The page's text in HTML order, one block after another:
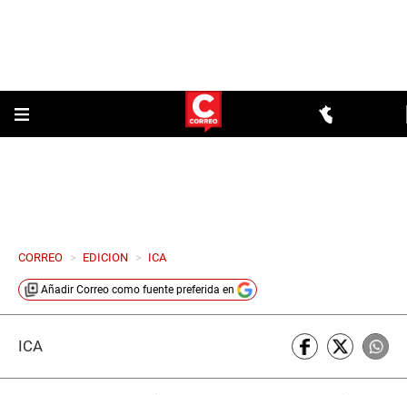
CORREO > EDICION > ICA
Añadir Correo como fuente preferida en
ICA